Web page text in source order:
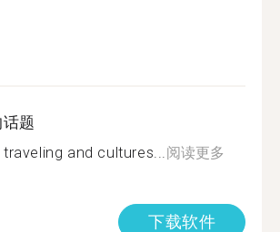
题
and cultures...阅读更多
下载软件